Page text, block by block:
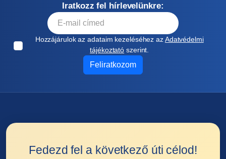
Iratkozz fel hírlevelünkre:
Hozzájárulok az adataim kezeléséhez azAdatvédelmi
tájékoztató szerint.
Feliratkozom
Fedezd fel a következő úti célod!